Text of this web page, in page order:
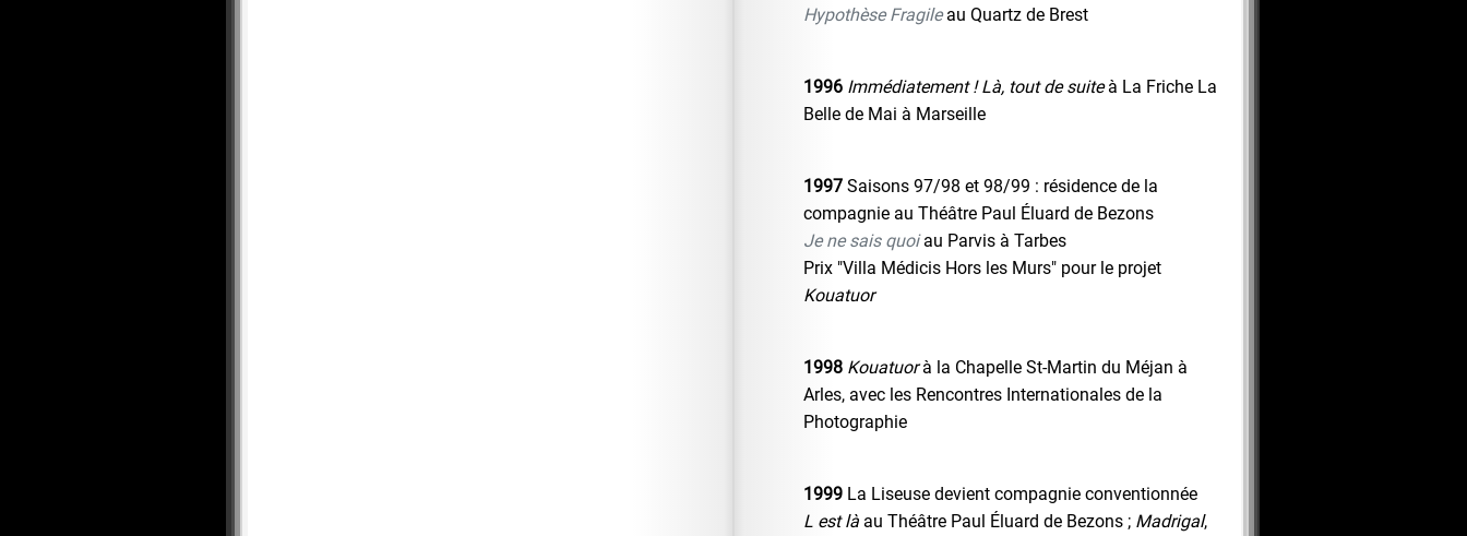
Hypothèse Fragileau Quartz de Brest
1996 Immédiatement ! Là, tout de suiteà La Friche La
Belle de Mai à Marseille
1997 Saisons 97/98 et 98/99 : résidence de la
compagnie au Théâtre Paul Éluard de Bezons
Je ne sais quoiau Parvis à Tarbes
Prix "Villa Médicis Hors les Murs" pour le projet
Kouatuor
1998 Kouatuorà la Chapelle St-Martin du Méjan à
Arles, avec les Rencontres Internationales de la
Photographie
1999 La Liseuse devient compagnie conventionnée
L est là au Théâtre Paul Éluard de Bezons ; Madrigal,